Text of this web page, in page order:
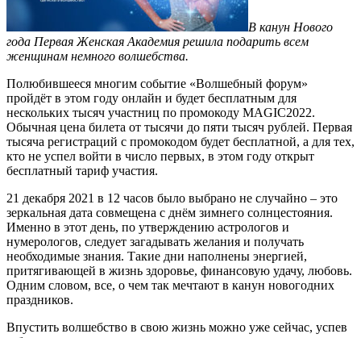
В канун Нового
года Первая Женская Академия решила подарить всем
женщинам немного волшебства.
Полюбившееся многим событие «Волшебный форум»
пройдёт в этом году онлайн и будет бесплатным для
нескольких тысяч участниц по промокоду MAGIC2022.
Обычная цена билета от тысячи до пяти тысяч рублей. Первая
тысяча регистраций с промокодом будет бесплатной, а для тех,
кто не успел войти в число первых, в этом году открыт
бесплатный тариф участия.
21 декабря 2021 в 12 часов было выбрано не случайно – это
зеркальная дата совмещена с днём зимнего солнцестояния.
Именно в этот день, по утверждению астрологов и
нумерологов, следует загадывать желания и получать
необходимые знания. Такие дни наполнены энергией,
притягивающей в жизнь здоровье, финансовую удачу, любовь.
Одним словом, все, о чем так мечтают в канун новогодних
праздников.
Впустить волшебство в свою жизнь можно уже сейчас, успев